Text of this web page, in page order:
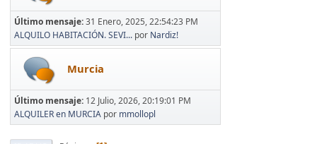
Último mensaje:31 Enero, 2025, 22:54:23 PM
ALQUILO HABITACIÓN. SEVI... por Nardiz!
Murcia
Último mensaje: 12 Julio, 2026, 20:19:01 PM
ALQUILER en MURCIA por mmollopl